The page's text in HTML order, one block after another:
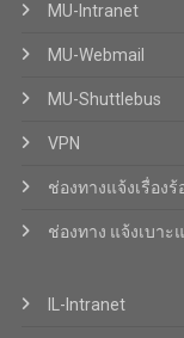
MU-Intranet
MU-Webmail
MU-Shuttlebus
VPN
ช่องทางแจ้งเรื่อง
ช่องทาง แจ้งเบาะ
IL-Intranet